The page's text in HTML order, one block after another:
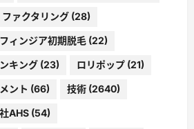
ファクタリング (28)
フィンジア初期脱毛 (22)
キング (23) ロリポップ (21)
ント (66) 技術 (2640)
AHS (54)